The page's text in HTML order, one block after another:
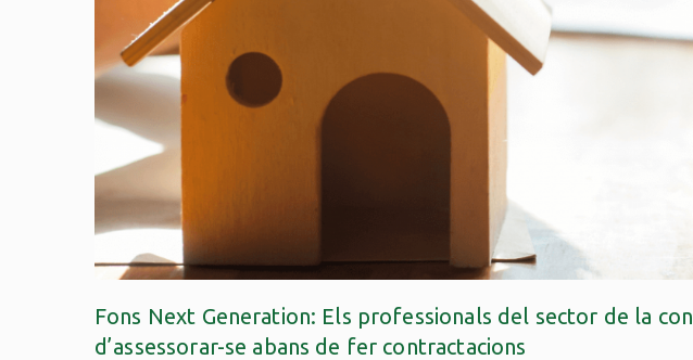
Fons Next Generation: Els professionals del sector de la
d’assessorar-se abans de fer contractacions